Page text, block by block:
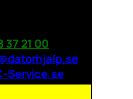
37 21 00
Service.se